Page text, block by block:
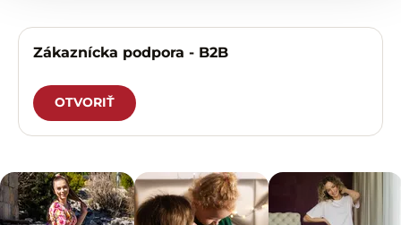
Zákaznícka podpora - B2B
OTVORIŤ